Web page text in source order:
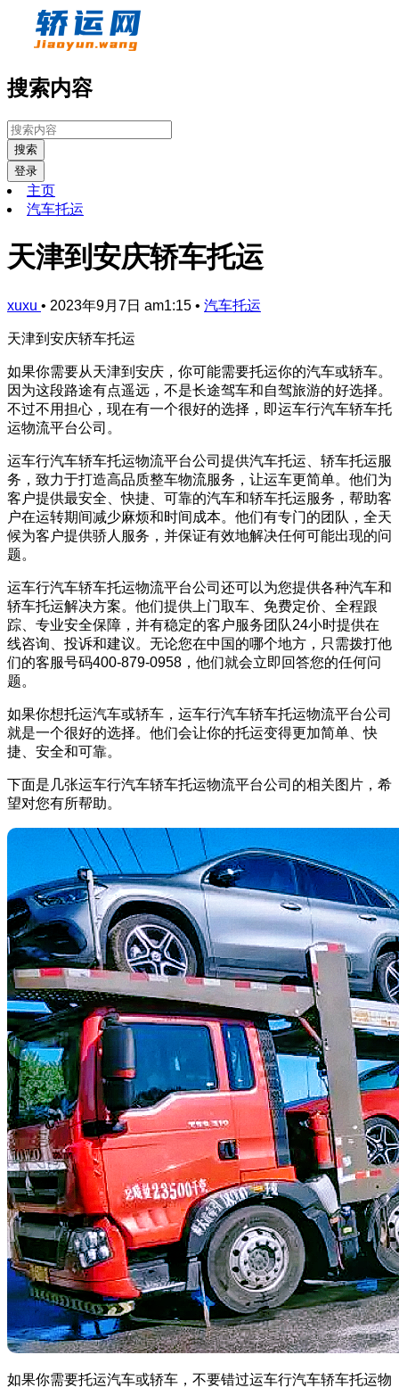
搜索内容
搜索
登录
主页
汽车托运
天津到安庆轿车托运
xuxu • 2023年9月7日 am1:15 • 汽车托运
天津到安庆轿车托运
如果你需要从天津到安庆，你可能需要托运你的汽车或轿车。
因为这段路途有点遥远，不是长途驾车和自驾旅游的好选择。
不过不用担心，现在有一个很好的选择，即运车行汽车轿车托
运物流平台公司。
运车行汽车轿车托运物流平台公司提供汽车托运、轿车托运服
务，致力于打造高品质整车物流服务，让运车更简单。他们为
客户提供最安全、快捷、可靠的汽车和轿车托运服务，帮助客
户在运转期间减少麻烦和时间成本。他们有专门的团队，全天
候为客户提供骄人服务，并保证有效地解决任何可能出现的问
题。
运车行汽车轿车托运物流平台公司还可以为您提供各种汽车和
轿车托运解决方案。他们提供上门取车、免费定价、全程跟
踪、专业安全保障，并有稳定的客户服务团队24小时提供在
线咨询、投诉和建议。无论您在中国的哪个地方，只需拨打他
们的客服号码400-879-0958，他们就会立即回答您的任何问
题。
如果你想托运汽车或轿车，运车行汽车轿车托运物流平台公司
就是一个很好的选择。他们会让你的托运变得更加简单、快
捷、安全和可靠。
下面是几张运车行汽车轿车托运物流平台公司的相关图片，希
望对您有所帮助。
如果你需要托运汽车或轿车，不要错过运车行汽车轿车托运物